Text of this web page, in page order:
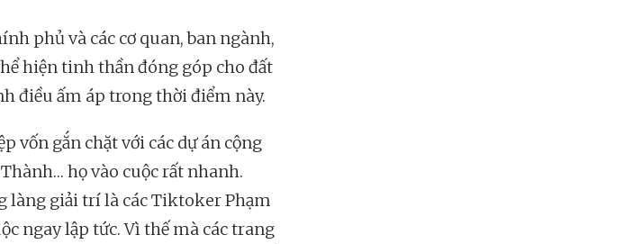
phủ và các cơ quan, ban ngành,
hiện tinh thần đóng góp cho đất
điều ấm áp trong thời điểm này.
vốn gắn chặt với các dự án cộng
họ vào cuộc rất nhanh.
làng giải trí là các Tiktoker Phạm
ngay lập tức. Vì thế mà các trang